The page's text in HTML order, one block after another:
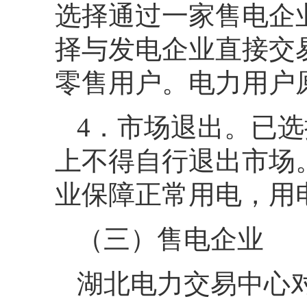
选择通过一家售电企
择与发电企业直接交
零售用户。电力用
4．市场退出。已
上不得自行退出市
业保障正常用电，
（三）售电企业
湖北电力交易中心